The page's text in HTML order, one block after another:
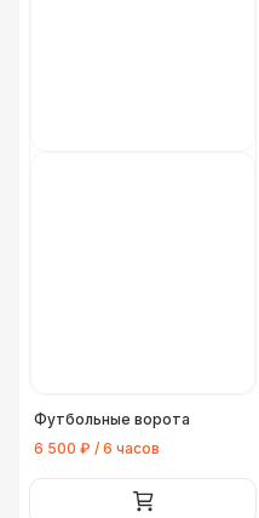
Футбольные ворота
6 500 ₽ / 6 часов